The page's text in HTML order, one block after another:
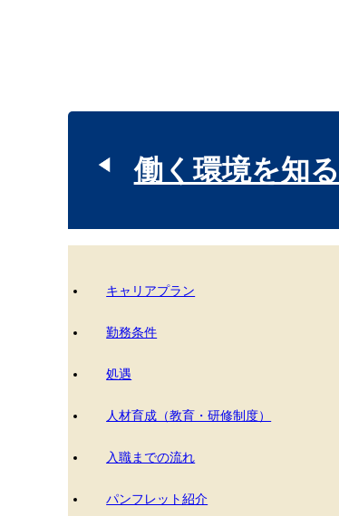
働く環境を知る
キャリアプラン
勤務条件
処遇
人材育成（教育・研修制度）
入職までの流れ
パンフレット紹介